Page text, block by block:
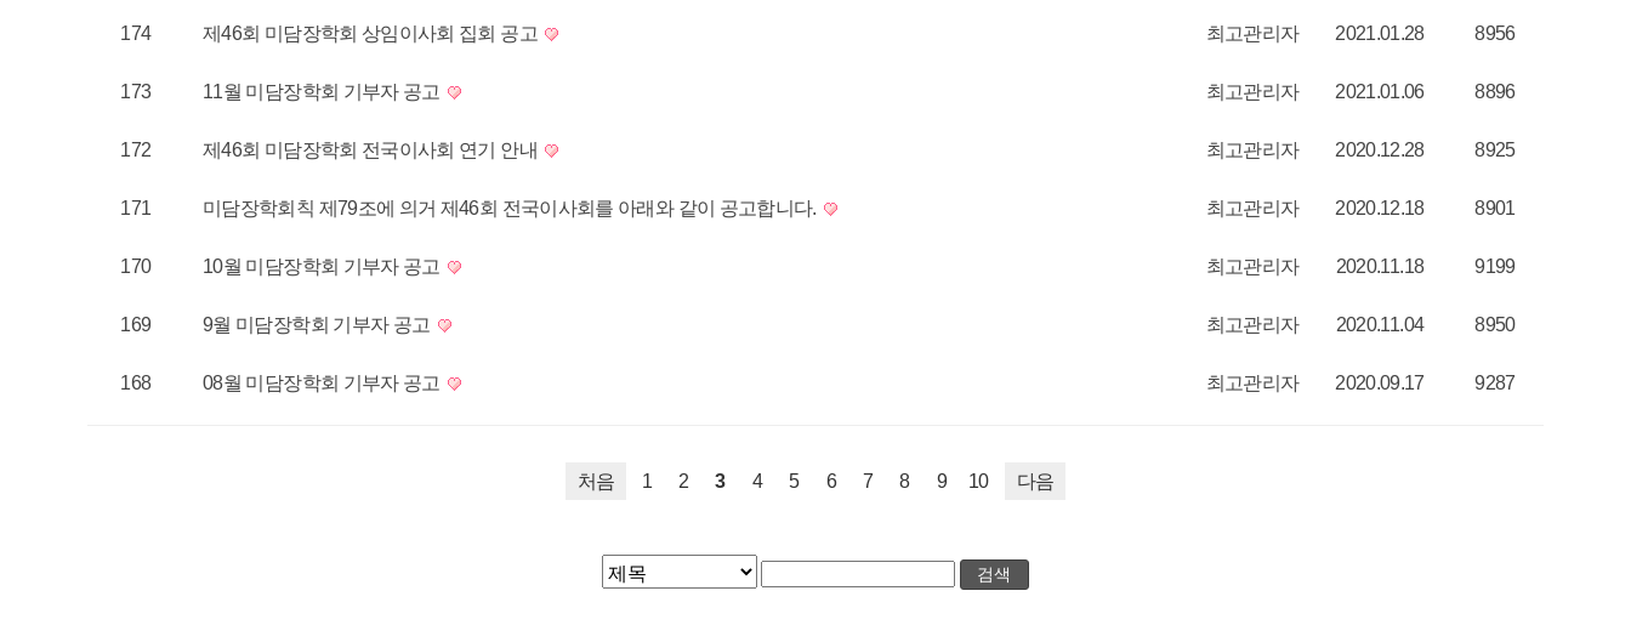
174 제46회 미담장학회 상임이사회 집회 공고 최고관리자 2021.01.28 8956
173 11월 미담장학회 기부자 공고 최고관리자 2021.01.06 8896
172 제46회 미담장학회 전국이사회 연기 안내 최고관리자 2020.12.28 8925
171 미담장학회칙 제79조에 의거 제46회 전국이사회를 아래와 같이 공고합니다. 최고관리자 2020.12.18 8901
170 10월 미담장학회 기부자 공고 최고관리자 2020.11.18 9199
169 9월 미담장학회 기부자 공고 최고관리자 2020.11.04 8950
168 08월 미담장학회 기부자 공고 최고관리자 2020.09.17 9287
처음 1 2 3 4 5 6 7 8 9 10 다음